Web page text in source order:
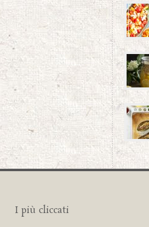
I più cliccati